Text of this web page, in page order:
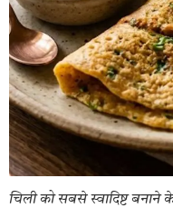
चिली को सबसे स्वादिष्ट बनाने